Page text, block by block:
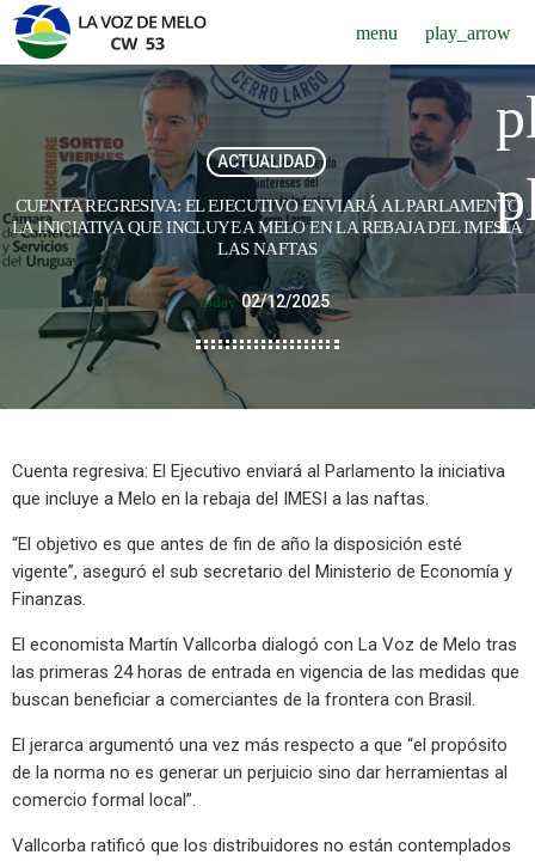
menu play_arrow
ACTUALIDAD
CUENTA REGRESIVA: EL EJECUTIVO ENVIARÁ AL PARLAMENTO
LA INICIATIVA QUE INCLUYE A MELO EN LA REBAJA DEL IMESI A
LAS NAFTAS
today 02/12/2025
Cuenta regresiva: El Ejecutivo enviará al Parlamento la iniciativa
que incluye a Melo en la rebaja del IMESI a las naftas.
“El objetivo es que antes de fin de año la disposición esté
vigente”, aseguró el sub secretario del Ministerio de Economía y
Finanzas.
El economista Martín Vallcorba dialogó con La Voz de Melo tras
las primeras 24 horas de entrada en vigencia de las medidas que
buscan beneficiar a comerciantes de la frontera con Brasil.
El jerarca argumentó una vez más respecto a que “el propósito
de la norma no es generar un perjuicio sino dar herramientas al
comercio formal local”.
Vallcorba ratificó que los distribuidores no están contemplados